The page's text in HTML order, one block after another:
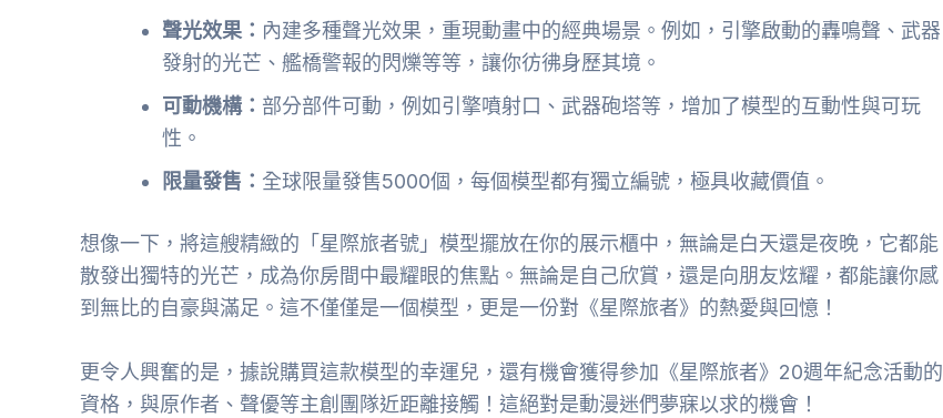
聲光效果： 內建多種聲光效果，重現動畫中的經典場景。例如，引擎啟動的轟鳴聲、武器
發射的光芒、艦橋警報的閃爍等等，讓你彷彿身歷其境。
可動機構： 部分部件可動，例如引擎噴射口、武器砲塔等，增加了模型的互動性與可玩
性。
限量發售： 全球限量發售5000個，每個模型都有獨立編號，極具收藏價值。
想像一下，將這艘精緻的「星際旅者號」模型擺放在你的展示櫃中，無論是白天還是夜晚，它都能
散發出獨特的光芒，成為你房間中最耀眼的焦點。無論是自己欣賞，還是向朋友炫耀，都能讓你感
到無比的自豪與滿足。這不僅僅是一個模型，更是一份對《星際旅者》的熱愛與回憶！
更令人興奮的是，據說購買這款模型的幸運兒，還有機會獲得參加《星際旅者》20週年紀念活動的
資格，與原作者、聲優等主創團隊近距離接觸！這絕對是動漫迷們夢寐以求的機會！